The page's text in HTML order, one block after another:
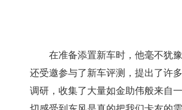
在准备添置新车时，他毫不犹
还受邀参与了新车评测，提出了许
调研，收集了大量如金助伟般来自